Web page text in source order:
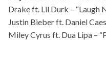
Drake ft. Lil Durk – “Laugh
Justin Bieber ft. Daniel
Miley Cyrus ft. Dua Lipa –